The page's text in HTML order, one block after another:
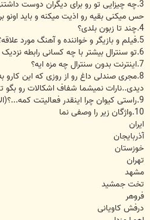
3.چه چیزایی تو رو برای دیگران دوست
حس میکنی بقیه رو اذیت میکنه و باید اونو
4.چند تا زبون بلدی؟
5.فیلم و بازیگر و خواننده و آهنگ مورد علاقه؟
6.تو سنترال بیشتر با چه کسانی رابطه نزدیک داری؟
7.اینترنت بدون سنترال چه مزه ایه؟
8.مجری صندلی داغ رو از روزی که این کارو
دیدی..نارات نمیشما شفاف اشکالات رو بگو
9.راستی کیوان چرا اینقدر فعالیتت کمه...؟(الان میگی وقت ندارم و گرفتارم!)
10.واژگان زیر را وصفی نما
ایران
آذربایجان
خوزستان
تهران
مشهد
تخت جمشید
فروهر
درفش کاویانی